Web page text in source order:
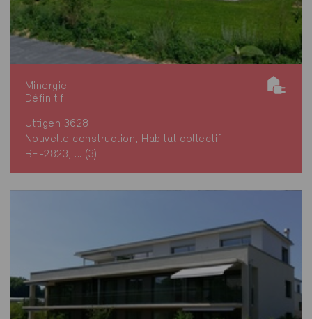
Minergie
Définitif
Uttigen 3628
Nouvelle construction, Habitat collectif
BE-2823, ... (3)